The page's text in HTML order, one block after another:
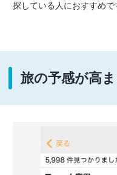
探している人におすすめで
旅の予感が高